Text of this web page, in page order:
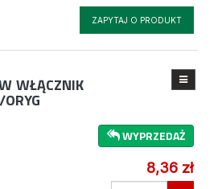
ZAPYTAJ O PRODUKT
WŁĄCZNIK
WYPRZEDAŻ
8,36 zł